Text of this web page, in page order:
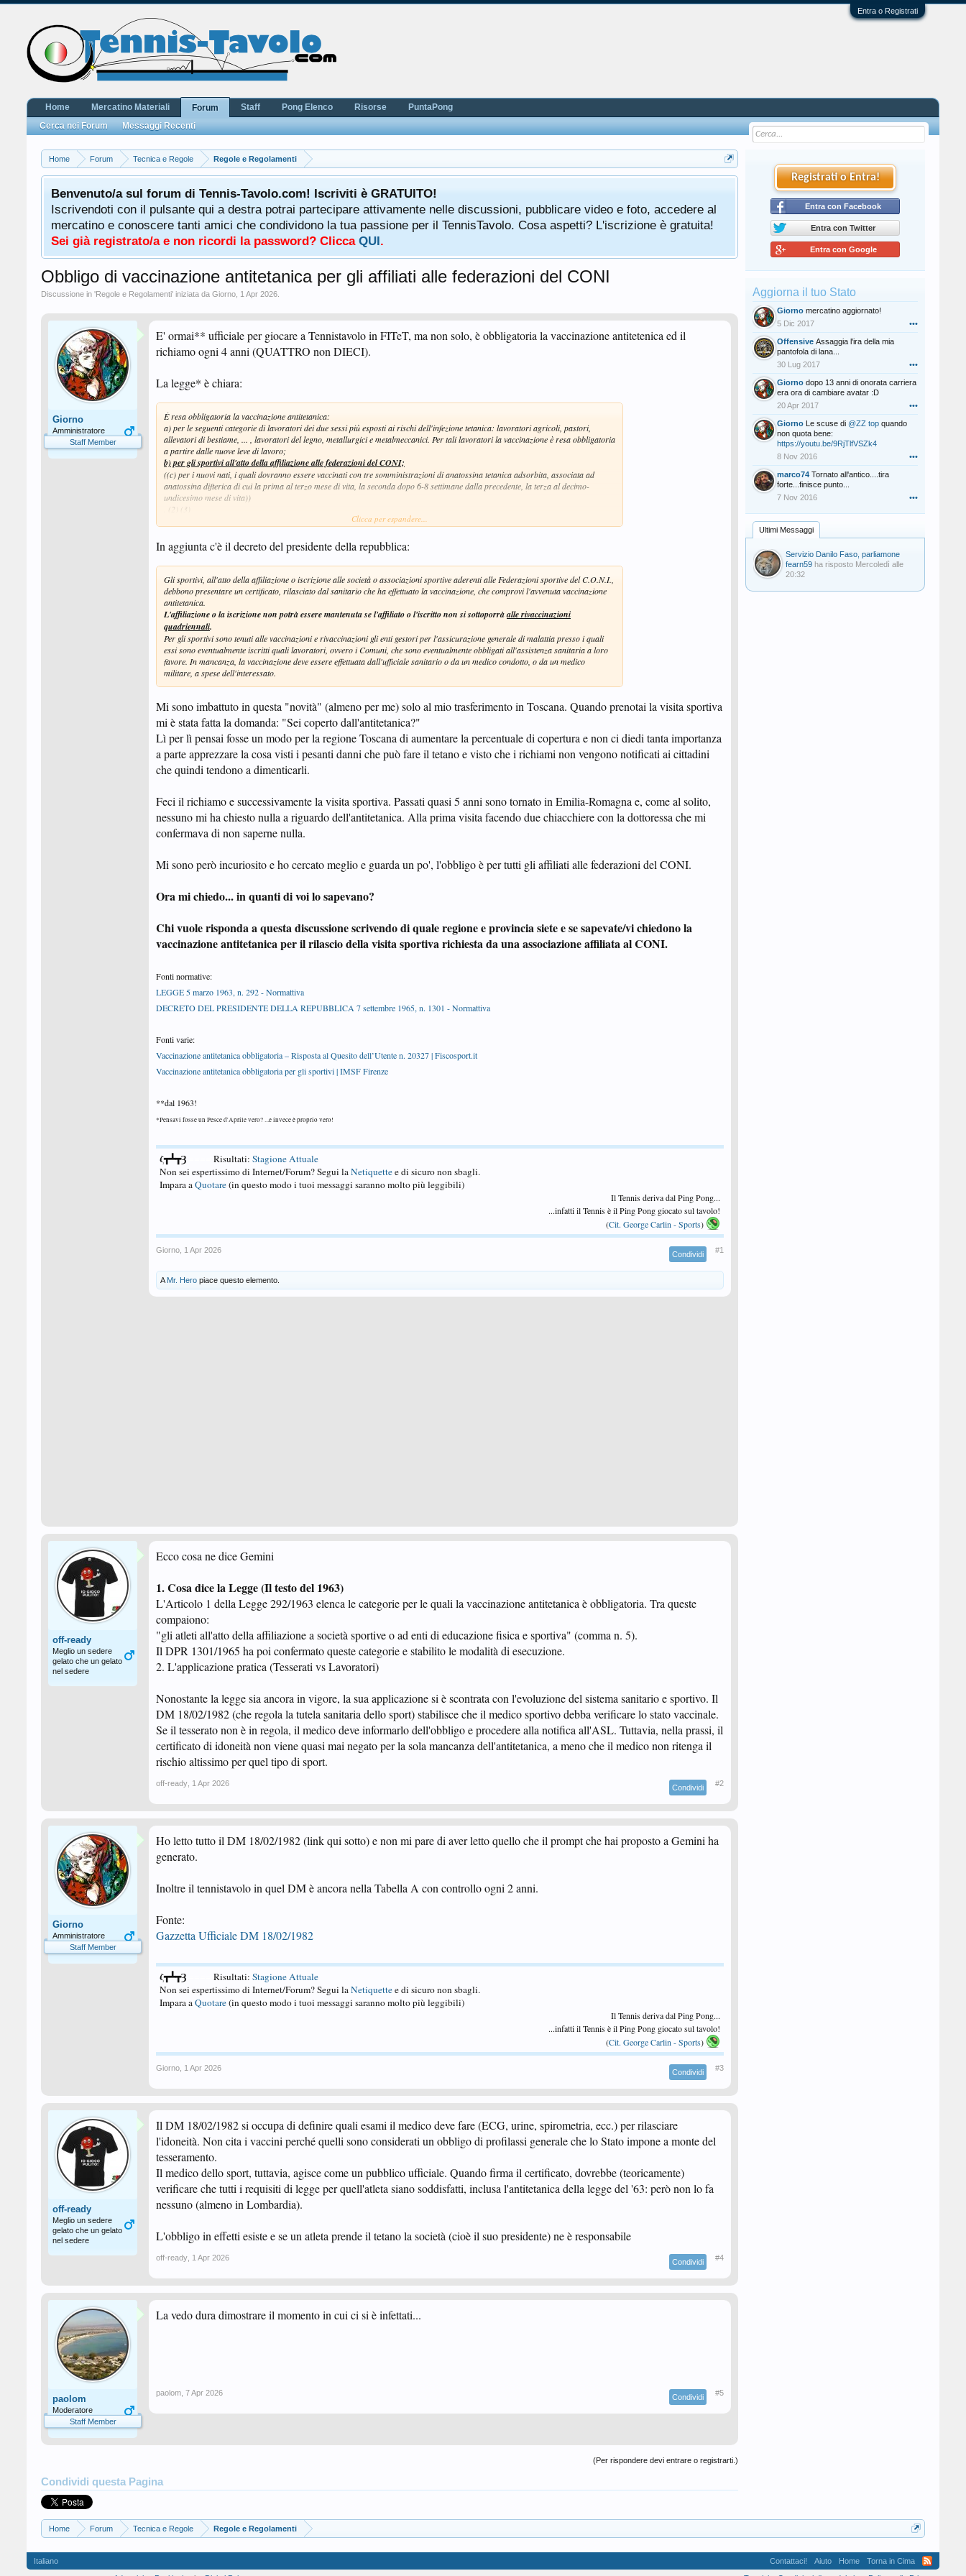
Entra o Registrati
Home Forum Tecnica e Regole Regole e Regolamenti
Benvenuto/a sul forum di Tennis-Tavolo.com! Iscriviti è GRATUITO!
Iscrivendoti con il pulsante qui a destra potrai partecipare attivamente nelle discussioni, pubblicare video e foto, accedere al
mercatino e conoscere tanti amici che condividono la tua passione per il TennisTavolo. Cosa aspetti? L'iscrizione è gratuita!
Sei già registrato/a e non ricordi la password? Clicca QUI.
Obbligo di vaccinazione antitetanica per gli affiliati alle federazioni del CONI
Discussione in 'Regole e Regolamenti' iniziata da Giorno 1 Apr 2026
Giorno
Amministratore
Staff Member
E' ormai** ufficiale per giocare a Tennistavolo in FITeT, ma non solo, è obbligatoria la vaccinazione antitetenica ed il
richiamo ogni 4 anni (QUATTRO non DIECI).
La legge* è chiara:
È resa obbligatoria la vaccinazione antitetanica:
a) per le seguenti categorie di lavoratori dei due sessi più esposti ai rischi dell'infezione tetanica: lavoratori agricoli, pastori,
allevatori di bestiame, ... , lavoratori del legno, metallurgici e metalmeccanici. Per tali lavoratori la vaccinazione è resa obbligatoria
a partire dalle nuove leve di lavoro;
b) per gli sportivi all'atto della affiliazione alle federazioni del CONI;
((c) per i nuovi nati, i quali dovranno essere vaccinati con tre somministrazioni di anatossina tetanica adsorbita, associata ad
anatossina difterica di cui la prima al terzo mese di vita, la seconda dopo 6-8 settimane dalla precedente, la terza al decimo-
undicesimo mese di vita))
. (2) (3)
Clicca per espandere...
In aggiunta c'è il decreto del presidente della repubblica:
Gli sportivi, all'atto della affiliazione o iscrizione alle società o associazioni sportive aderenti alle Federazioni sportive del C.O.N.I.,
debbono presentare un certificato, rilasciato dal sanitario che ha effettuato la vaccinazione, che comprovi l'avvenuta vaccinazione
antitetanica.
L'affiliazione o la iscrizione non potrà essere mantenuta se l'affiliato o l'iscritto non si sottoporràalle rivaccinazioni
quadriennali.
Per gli sportivi sono tenuti alle vaccinazioni e rivaccinazioni gli enti gestori per l'assicurazione generale di malattia presso i quali
essi sono eventualmente iscritti quali lavoratori, ovvero i Comuni, che sono eventualmente obbligati all'assistenza sanitaria a loro
favore. In mancanza, la vaccinazione deve essere effettuata dall'ufficiale sanitario o da un medico condotto, o da un medico
militare, a spese dell'interessato.
Mi sono imbattuto in questa "novità" (almeno per me) solo al mio trasferimento in Toscana. Quando prenotai la visita sportiva
mi è stata fatta la domanda: "Sei coperto dall'antitetanica?"
Lì per lì pensai fosse un modo per la regione Toscana di aumentare la percentuale di copertura e non ci diedi tanta importanza
a parte apprezzare la cosa visti i pesanti danni che può fare il tetano e visto che i richiami non vengono notificati ai cittadini
che quindi tendono a dimenticarli.
Feci il richiamo e successivamente la visita sportiva. Passati quasi 5 anni sono tornato in Emilia-Romagna e, come al solito,
nessuno mi ha chiesto nulla a riguardo dell'antitetanica. Alla prima visita facendo due chiacchiere con la dottoressa che mi
confermava di non saperne nulla.
Mi sono però incuriosito e ho cercato meglio e guarda un po', l'obbligo è per tutti gli affiliati alle federazioni del CONI.
Ora mi chiedo... in quanti di voi lo sapevano?
Chi vuole risponda a questa discussione scrivendo di quale regione e provincia siete e se sapevate/vi chiedono la
vaccinazione antitetanica per il rilascio della visita sportiva richiesta da una associazione affiliata al CONI.
Fonti normative:
LEGGE 5 marzo 1963, n. 292 - Normattiva
DECRETO DEL PRESIDENTE DELLA REPUBBLICA 7 settembre 1965, n. 1301 - Normattiva
Fonti varie:
Vaccinazione antitetanica obbligatoria – Risposta al Quesito dell’Utente n. 20327 | Fiscosport.it
Vaccinazione antitetanica obbligatoria per gli sportivi | IMSF Firenze
**dal 1963!
*Pensavi fosse un Pesce d'Aprile vero? ...e invece è proprio vero!
ζ┳┻┳Ȝ Risultati: Stagione Attuale
Non sei espertissimo di Internet/Forum? Segui laNetiquettee di sicuro non sbagli.
Impara aQuotare(in questo modo i tuoi messaggi saranno molto più leggibili)
Il Tennis deriva dal Ping Pong...
...infatti il Tennis è il Ping Pong giocato sul tavolo!
(Cit. George Carlin - Sports)
Giorno 1 Apr 2026 Condividi #1
A Mr. Hero piace questo elemento.
off-ready
Meglio un sedere
gelato che un gelato
nel sedere
Ecco cosa ne dice Gemini
1. Cosa dice la Legge (Il testo del 1963)
L'Articolo 1 della Legge 292/1963 elenca le categorie per le quali la vaccinazione antitetanica è obbligatoria. Tra queste
compaiono:
"gli atleti all'atto della affiliazione a società sportive o ad enti di educazione fisica e sportiva" (comma n. 5).
Il DPR 1301/1965 ha poi confermato queste categorie e stabilito le modalità di esecuzione.
2. L'applicazione pratica (Tesserati vs Lavoratori)
Nonostante la legge sia ancora in vigore, la sua applicazione si è scontrata con l'evoluzione del sistema sanitario e sportivo. Il
DM 18/02/1982 (che regola la tutela sanitaria dello sport) stabilisce che il medico sportivo debba verificare lo stato vaccinale.
Se il tesserato non è in regola, il medico deve informarlo dell'obbligo e procedere alla notifica all'ASL. Tuttavia, nella prassi, il
certificato di idoneità non viene quasi mai negato per la sola mancanza dell'antitetanica, a meno che il medico non ritenga il
rischio altissimo per quel tipo di sport.
off-ready 1 Apr 2026 Condividi #2
Giorno
Amministratore
Staff Member
Ho letto tutto il DM 18/02/1982 (link qui sotto) e non mi pare di aver letto quello che il prompt che hai proposto a Gemini ha
generato.
Inoltre il tennistavolo in quel DM è ancora nella Tabella A con controllo ogni 2 anni.
Fonte:
Gazzetta Ufficiale DM 18/02/1982
ζ┳┻┳Ȝ Risultati: Stagione Attuale
Non sei espertissimo di Internet/Forum? Segui laNetiquettee di sicuro non sbagli.
Impara aQuotare(in questo modo i tuoi messaggi saranno molto più leggibili)
Il Tennis deriva dal Ping Pong...
...infatti il Tennis è il Ping Pong giocato sul tavolo!
(Cit. George Carlin - Sports)
Giorno 1 Apr 2026 Condividi #3
off-ready
Meglio un sedere
gelato che un gelato
nel sedere
Il DM 18/02/1982 si occupa di definire quali esami il medico deve fare (ECG, urine, spirometria, ecc.) per rilasciare
l'idoneità. Non cita i vaccini perché quelli sono considerati un obbligo di profilassi generale che lo Stato impone a monte del
tesseramento.
Il medico dello sport, tuttavia, agisce come un pubblico ufficiale. Quando firma il certificato, dovrebbe (teoricamente)
verificare che tutti i requisiti di legge per quell'atleta siano soddisfatti, inclusa l'antitetanica della legge del '63: però non lo fa
nessuno (almeno in Lombardia).
L'obbligo in effetti esiste e se un atleta prende il tetano la società (cioè il suo presidente) ne è responsabile
off-ready 1 Apr 2026 Condividi #4
paolom
Moderatore
Staff Member
La vedo dura dimostrare il momento in cui ci si è infettati...
paolom 7 Apr 2026 Condividi #5
(Per rispondere devi entrare o registrarti.)
Condividi questa Pagina
Registrati o Entra!
Entra con Facebook
Entra con Twitter
Entra con Google
Aggiorna il tuo Stato
Giorno mercatino aggiornato!
5 Dic 2017
•••
Offensive Assaggia l'ira della mia
pantofola di lana...
30 Lug 2017
•••
Giorno dopo 13 anni di onorata carriera
era ora di cambiare avatar :D
20 Apr 2017
•••
Giorno Le scuse di @ZZ top quando
non quota bene:
https://youtu.be/9RjTlfVSZk4
8 Nov 2016
•••
marco74 Tornato all'antico....tira
forte...finisce punto...
7 Nov 2016
•••
Ultimi Messaggi
Servizio Danilo Faso, parliamone
fearn59 ha risposto Mercoledì alle
20:32
Home Forum Tecnica e Regole Regole e Regolamenti
Home Mercatino Materiali
Forum
Cerca nei Forum
Messaggi Recenti
Staff Pong Elenco Risorse PuntaPong
Italiano Contattaci! Aiuto Home
Torna in Cima